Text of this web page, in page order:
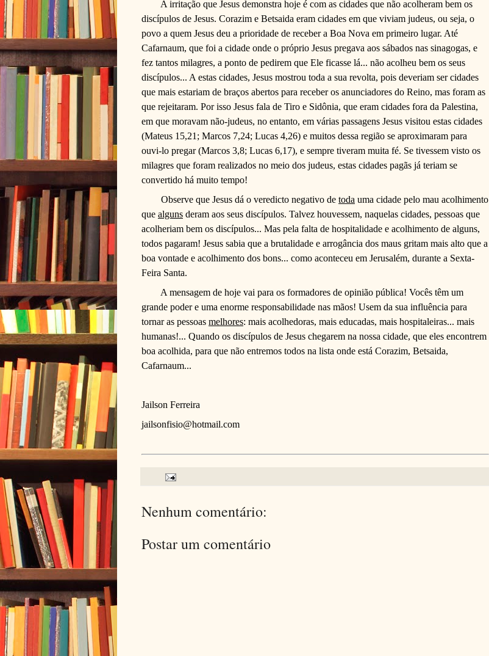
A irritação que Jesus demonstra hoje é com as cidades que não acolheram bem os
discípulos de Jesus. Corazim e Betsaida eram cidades em que viviam judeus, ou seja, o
povo a quem Jesus deu a prioridade de receber a Boa Nova em primeiro lugar. Até
Cafarnaum, que foi a cidade onde o próprio Jesus pregava aos sábados nas sinagogas, e
fez tantos milagres, a ponto de pedirem que Ele ficasse lá... não acolheu bem os seus
discípulos... A estas cidades, Jesus mostrou toda a sua revolta, pois deveriam ser cidades
que mais estariam de braços abertos para receber os anunciadores do Reino, mas foram as
que rejeitaram. Por isso Jesus fala de Tiro e Sidônia, que eram cidades fora da Palestina,
em que moravam não-judeus, no entanto, em várias passagens Jesus visitou estas cidades
(Mateus 15,21; Marcos 7,24; Lucas 4,26) e muitos dessa região se aproximaram para
ouvi-lo pregar (Marcos 3,8; Lucas 6,17), e sempre tiveram muita fé. Se tivessem visto os
milagres que foram realizados no meio dos judeus, estas cidades pagãs já teriam se
convertido há muito tempo!
Observe que Jesus dá o veredicto negativo de toda uma cidade pelo mau acolhimento
que alguns deram aos seus discípulos. Talvez houvessem, naquelas cidades, pessoas que
acolheriam bem os discípulos... Mas pela falta de hospitalidade e acolhimento de alguns,
todos pagaram! Jesus sabia que a brutalidade e arrogância dos maus gritam mais alto que a
boa vontade e acolhimento dos bons... como aconteceu em Jerusalém, durante a Sexta-
Feira Santa.
A mensagem de hoje vai para os formadores de opinião pública! Vocês têm um
grande poder e uma enorme responsabilidade nas mãos! Usem da sua influência para
tornar as pessoas melhores: mais acolhedoras, mais educadas, mais hospitaleiras... mais
humanas!... Quando os discípulos de Jesus chegarem na nossa cidade, que eles encontrem
boa acolhida, para que não entremos todos na lista onde está Corazim, Betsaida,
Cafarnaum...
Jailson Ferreira
jailsonfisio@hotmail.com
Nenhum comentário:
Postar um comentário